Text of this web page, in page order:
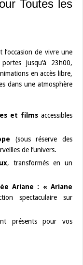
Toutes les
l’occasion de vivre une
jusqu’à 23h00,
en accès libre,
dans une atmosphère
et filmsaccessibles
(sous réserve des
de l’univers.
, transformés en un
Ariane : « Ariane
spectaculaire sur
présents pour vos